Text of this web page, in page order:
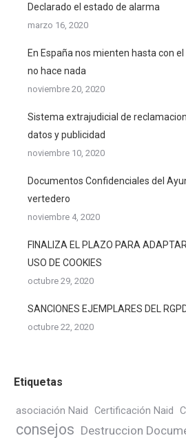
Declarado el estado de alarma
marzo 16, 2020
En España nos mienten hasta con
no hace nada
noviembre 20, 2020
Sistema extrajudicial de
datos y publicidad
noviembre 10, 2020
Documentos Confidenciales del
vertedero
noviembre 4, 2020
FINALIZA EL PLAZO PARA
USO DE COOKIES
octubre 29, 2020
SANCIONES EJEMPLARES DEL
octubre 22, 2020
Etiquetas
asociación Naid Certificación Naid
consejos Destruccion